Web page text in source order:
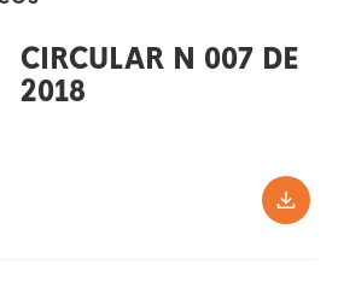
CIRCULAR N 007 DE
2018